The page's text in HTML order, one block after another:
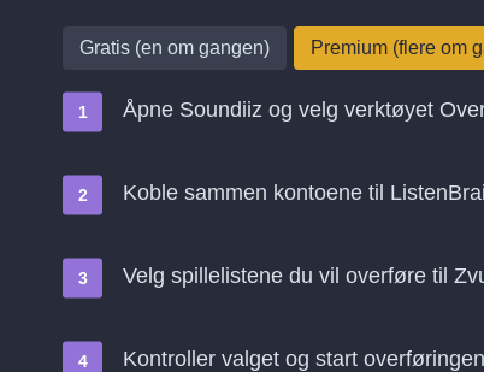
Gratis (en om gangen) Premium (flere om
Åpne Soundiiz og velg verktøyet
Koble sammen kontoene til
Velg spillelistene du vil overføre til
Kontroller valget og start overføringen